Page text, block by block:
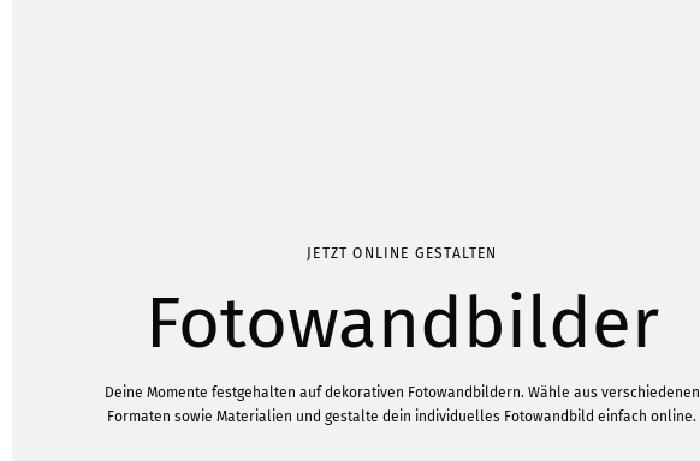
JETZT ONLINE GESTALTEN
Fotowandbilder
Deine Momente festgehalten auf dekorativen Fotowandbildern. Wähle aus verschiedenen
Formaten sowie Materialien und gestalte dein individuelles Fotowandbild einfach online.